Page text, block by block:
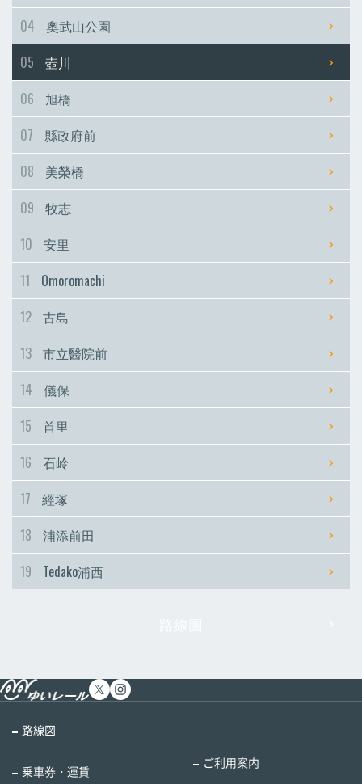
04
奧武山公園
05
壺川
06
旭橋
07
縣政府前
08
美榮橋
09
牧志
10
安里
11
Omoromachi
12 古島
13 市立醫院前
14
儀保
15
首里
16
石岭
17
經塚
18
浦添前田
19
Tedako浦西
路線図
乗車券・運賃
ご利用案内